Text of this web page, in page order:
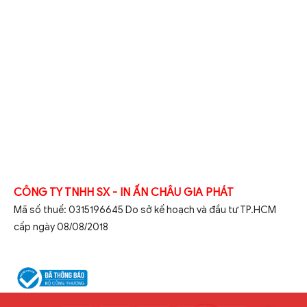
CÔNG TY TNHH SX - IN ẤN CHÂU GIA PHÁT
Mã số thuế: 0315196645 Do sở kế hoạch và đầu tư TP.HCM
cấp ngày 08/08/2018